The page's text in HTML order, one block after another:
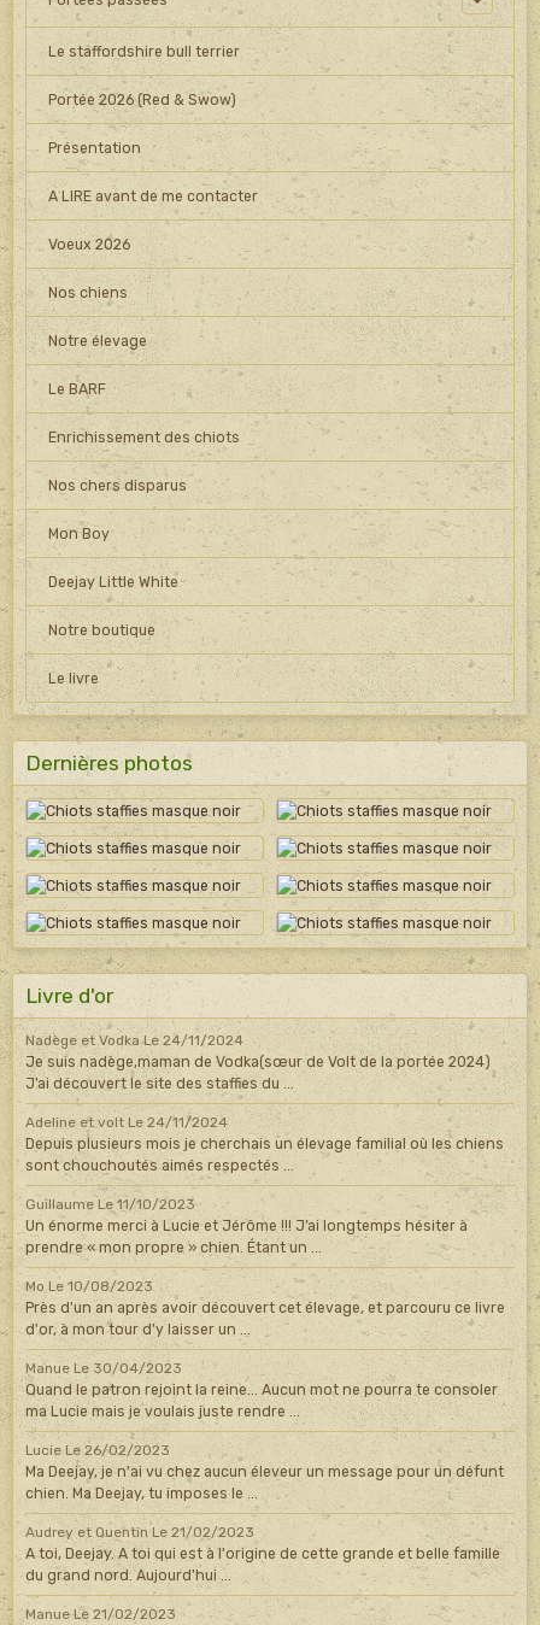
Le staffordshire bull terrier
Portée 2026 (Red & Swow)
Présentation
A LIRE avant de me contacter
Voeux 2026
Nos chiens
Notre élevage
Le BARF
Enrichissement des chiots
Nos chers disparus
Mon Boy
Deejay Little White
Notre boutique
Le livre
Dernières photos
Livre d'or
Nadège et Vodka Le 24/11/2024
Je suis nadège,maman de Vodka(sœur de Volt de la portée 2024)
J’ai découvert le site des staffies du ...
Adeline et volt Le 24/11/2024
Depuis plusieurs mois je cherchais un élevage familial où les chiens
sont chouchoutés aimés respectés ...
Guillaume Le 11/10/2023
Un énorme merci à Lucie et Jérôme !!! J’ai longtemps hésiter à
prendre « mon propre » chien. Étant un ...
Mo Le 10/08/2023
Près d'un an après avoir découvert cet élevage, et parcouru ce livre
d'or, à mon tour d'y laisser un ...
Manue Le 30/04/2023
Quand le patron rejoint la reine... Aucun mot ne pourra te consoler
ma Lucie mais je voulais juste rendre ...
Lucie Le 26/02/2023
Ma Deejay, je n'ai vu chez aucun éleveur un message pour un défunt
chien. Ma Deejay, tu imposes le ...
Audrey et Quentin Le 21/02/2023
A toi, Deejay. A toi qui est à l'origine de cette grande et belle famille
du grand nord. Aujourd'hui ...
Manue Le 21/02/2023